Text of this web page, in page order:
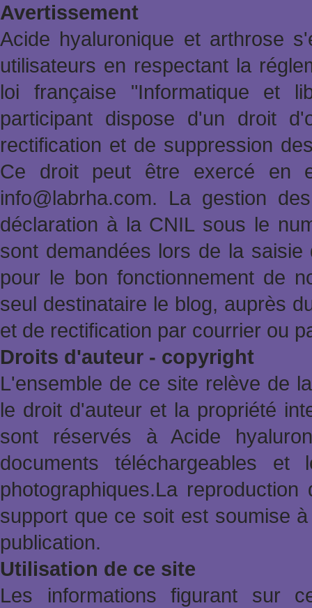
Avertissement
Acide hyaluronique et arthrose
utilisateurs en respectant la
loi française "Informatique et
participant dispose d'un droit
rectification et de suppression
Ce droit peut être exercé en
info@labrha.com. La gestion
déclaration à la CNIL sous le
sont demandées lors de la
pour le bon fonctionnement de
seul destinataire le blog, auprès
et de rectification par courrier ou
Droits d'auteur - copyright
L'ensemble de ce site relève de
le droit d'auteur et la propriété
sont réservés à Acide
documents téléchargeables et
photographiques.La
support que ce soit est soumise
publication.
Utilisation de ce site
Les informations figurant sur